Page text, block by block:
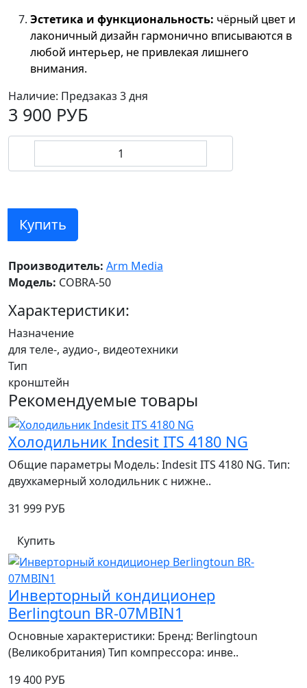
Эстетика и функциональность: чёрный цвет и
лаконичный дизайн гармонично вписываются в
любой интерьер, не привлекая лишнего
внимания.
Наличие: Предзаказ 3 дня
3 900 РУБ
Купить
Производитель: Arm Media
Модель: COBRA-50
Характеристики:
Назначение
для теле-, аудио-, видеотехники
Тип
кронштейн
Рекомендуемые товары
Холодильник Indesit ITS 4180 NG
Общие параметры Модель: Indesit ITS 4180 NG. Тип:
двухкамерный холодильник с нижне..
31 999 РУБ
Купить
Инверторный кондиционер
Berlingtoun BR-07MBIN1
Основные характеристики: Бренд: Berlingtoun
(Великобритания) Тип компрессора: инве..
19 400 РУБ